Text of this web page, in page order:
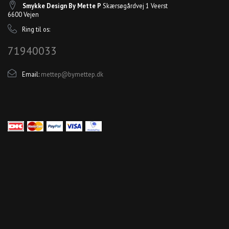
Smykke Design By Mette P Skærsøgårdvej 1 Veerst
6600 Vejen
Ring til os:
71940033
Email: mettep@bymettep.dk